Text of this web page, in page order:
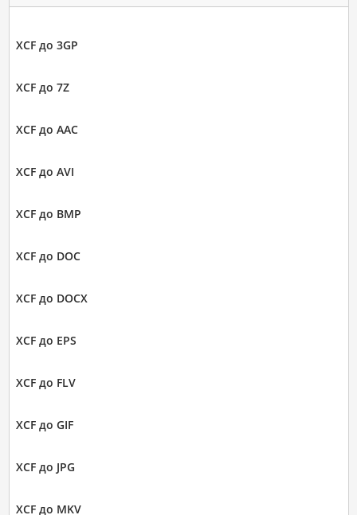
XCF до 3GP
XCF до 7Z
XCF до AAC
XCF до AVI
XCF до BMP
XCF до DOC
XCF до DOCX
XCF до EPS
XCF до FLV
XCF до GIF
XCF до JPG
XCF до MKV